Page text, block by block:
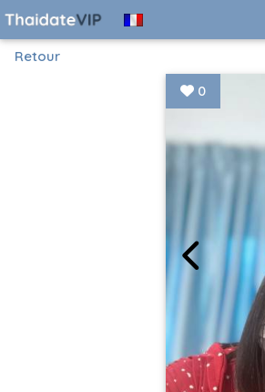
Retour
0